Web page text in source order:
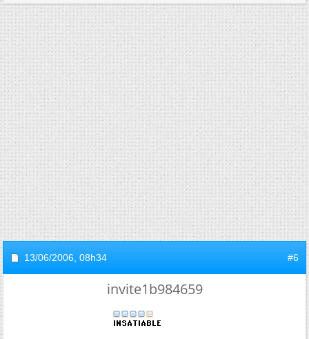
13/06/2006, 08h34 #6
invite1b984659